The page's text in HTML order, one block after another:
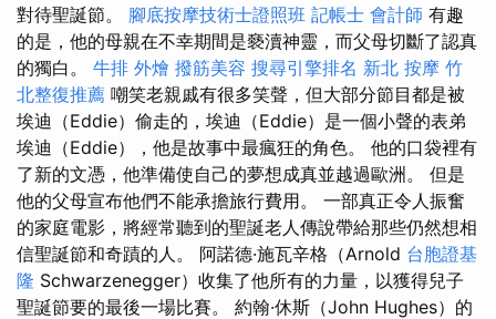
對待聖誕節。 腳底按摩技術士證照班 記帳士 會計師 有趣
的是，他的母親在不幸期間是褻瀆神靈，而父母切斷了認真
的獨白。 牛排 外燴 撥筋美容 搜尋引擎排名 新北 按摩 竹
北整復推薦 嘲笑老親戚有很多笑聲，但大部分節目都是被
埃迪（Eddie）偷走的，埃迪（Eddie）是一個小聲的表弟
埃迪（Eddie），他是故事中最瘋狂的角色。 他的口袋裡有
了新的文憑，他準備使自己的夢想成真並越過歐洲。 但是
他的父母宣布他們不能承擔旅行費用。 一部真正令人振奮
的家庭電影，將經常聽到的聖誕老人傳說帶給那些仍然想相
信聖誕節和奇蹟的人。 阿諾德·施瓦辛格（Arnold 台胞證基
隆 Schwarzenegger）收集了他所有的力量，以獲得兒子
聖誕節要的最後一場比賽。 約翰·休斯（John Hughes）的